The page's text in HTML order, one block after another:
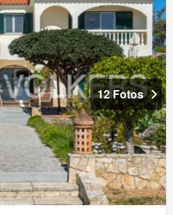
12 Fotos